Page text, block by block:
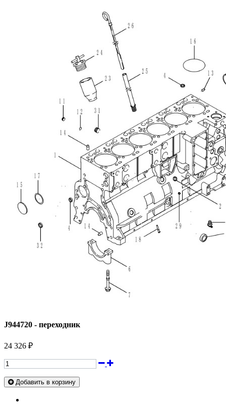
J944720 - переходник
24 326 ₽
Добавить в корзину